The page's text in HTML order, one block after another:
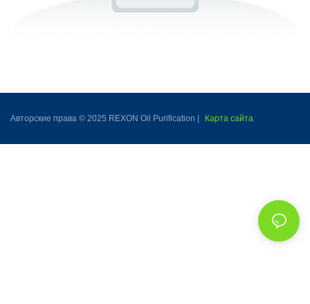
Авторские права © 2025 REXON Oil Purification | Карта сайта